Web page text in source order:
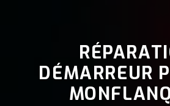
DÉMARREUR